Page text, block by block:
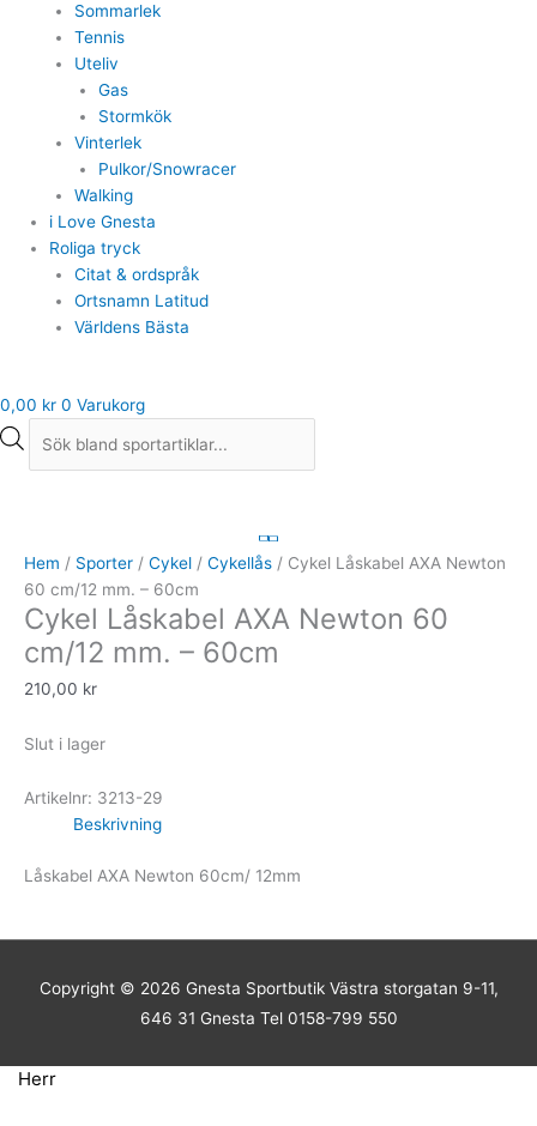
Sommarlek
Tennis
Uteliv
Gas
Stormkök
Vinterlek
Pulkor/Snowracer
Walking
i Love Gnesta
Roliga tryck
Citat & ordspråk
Ortsnamn Latitud
Världens Bästa
0,00 kr 0 Varukorg
Hem / Sporter / Cykel / Cykellås / Cykel Låskabel AXA Newton
60 cm/12 mm. – 60cm
Cykel Låskabel AXA Newton 60
cm/12 mm. – 60cm
210,00 kr
Slut i lager
Artikelnr: 3213-29
Beskrivning
Låskabel AXA Newton 60cm/ 12mm
Copyright © 2026 Gnesta SportbutikVästra storgatan 9-11,
646 31 Gnesta Tel 0158-799 550
Herr